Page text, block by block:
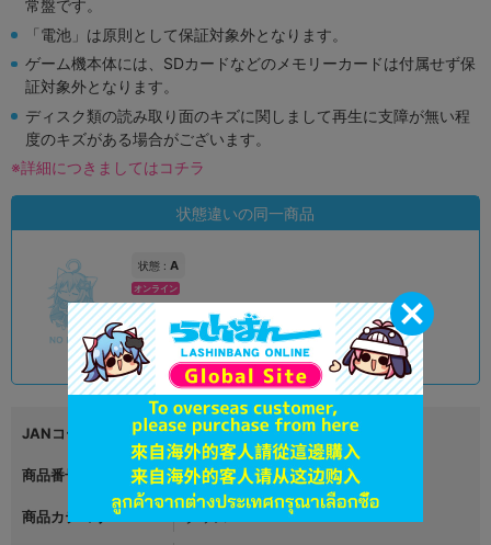
常盤です。
「電池」は原則として保証対象外となります。
ゲーム機本体には、SDカードなどのメモリーカードは付属せず保
証対象外となります。
ディスク類の読み取り面のキズに関しまして再生に支障が無い程
度のキズがある場合がございます。
※詳細につきましてはコチラ
状態違いの同一商品
状態 : A
オンライン
品切状態 4,990円 税込
JANコード 4999999999999
商品番号 L05784723
商品カテゴリ